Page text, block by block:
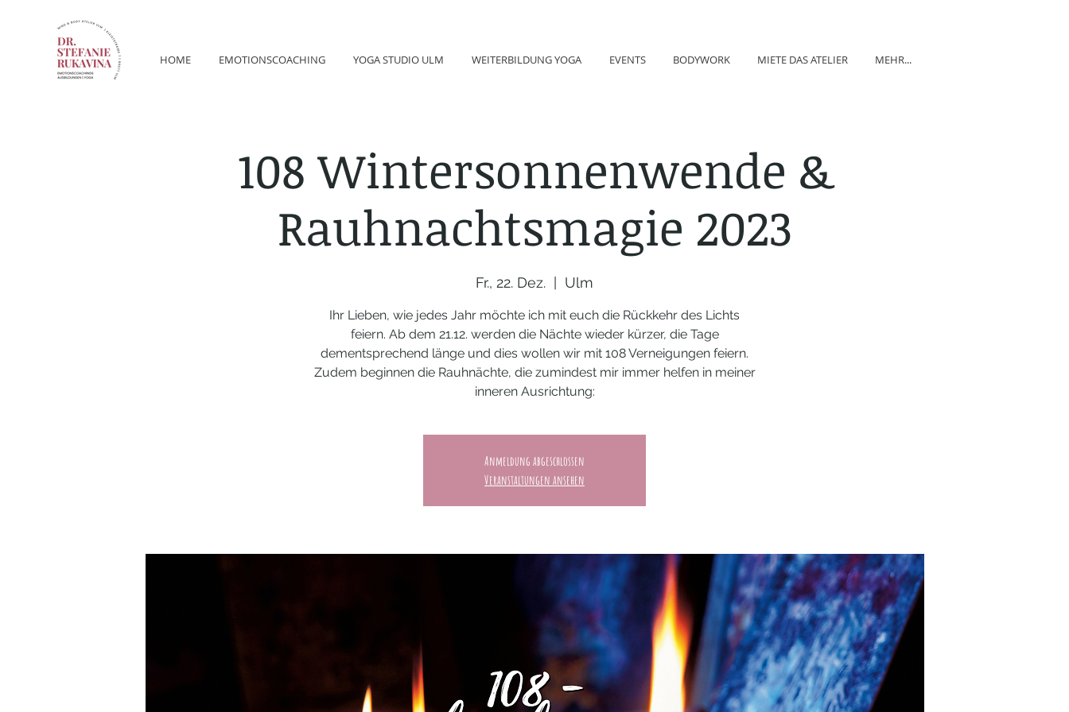
HOME EMOTIONSCOACHING YOGA STUDIO ULM WEITERBILDUNG YOGA EVENTS BODYWORK MIETE DAS ATELIER MEHR...
108 Wintersonnenwende &
Rauhnachtsmagie 2023
Fr., 22. Dez. Ulm
Ihr Lieben, wie jedes Jahr möchte ich mit euch die Rückkehr des Lichts
feiern. Ab dem 21.12. werden die Nächte wieder kürzer, die Tage
dementsprechend länge und dies wollen wir mit 108 Verneigungen feiern.
Zudem beginnen die Rauhnächte, die zumindest mir immer helfen in meiner
inneren Ausrichtung:
Anmeldung abgeschlossen
Veranstaltungen ansehen